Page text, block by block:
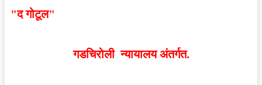
"द गोटूल"
गडचिरोली न्यायालय अंतर्गत.